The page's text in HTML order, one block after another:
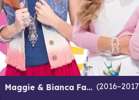
Maggie & Bianca Fashion Friends 2016–2017